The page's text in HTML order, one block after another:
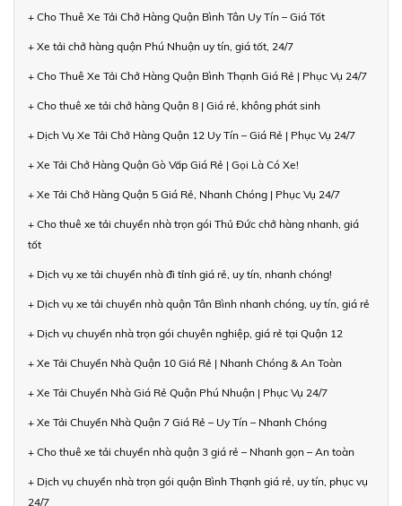
+ Cho Thuê Xe Tải Chở Hàng Quận Bình Tân Uy Tín – Giá Tốt
+ Xe tải chở hàng quận Phú Nhuận uy tín, giá tốt, 24/7
+ Cho Thuê Xe Tải Chở Hàng Quận Bình Thạnh Giá Rẻ | Phục Vụ 24/7
+ Cho thuê xe tải chở hàng Quận 8 | Giá rẻ, không phát sinh
+ Dịch Vụ Xe Tải Chở Hàng Quận 12 Uy Tín – Giá Rẻ | Phục Vụ 24/7
+ Xe Tải Chở Hàng Quận Gò Vấp Giá Rẻ | Gọi Là Có Xe!
+ Xe Tải Chở Hàng Quận 5 Giá Rẻ, Nhanh Chóng | Phục Vụ 24/7
+ Cho thuê xe tải chuyển nhà trọn gói Thủ Đức chở hàng nhanh, giá
tốt
+ Dịch vụ xe tải chuyển nhà đi tỉnh giá rẻ, uy tín, nhanh chóng!
+ Dịch vụ xe tải chuyển nhà quận Tân Bình nhanh chóng, uy tín, giá rẻ
+ Dịch vụ chuyển nhà trọn gói chuyên nghiệp, giá rẻ tại Quận 12
+ Xe Tải Chuyển Nhà Quận 10 Giá Rẻ | Nhanh Chóng & An Toàn
+ Xe Tải Chuyển Nhà Giá Rẻ Quận Phú Nhuận | Phục Vụ 24/7
+ Xe Tải Chuyển Nhà Quận 7 Giá Rẻ – Uy Tín – Nhanh Chóng
+ Cho thuê xe tải chuyển nhà quận 3 giá rẻ – Nhanh gọn – An toàn
+ Dịch vụ chuyển nhà trọn gói quận Bình Thạnh giá rẻ, uy tín, phục vụ
24/7